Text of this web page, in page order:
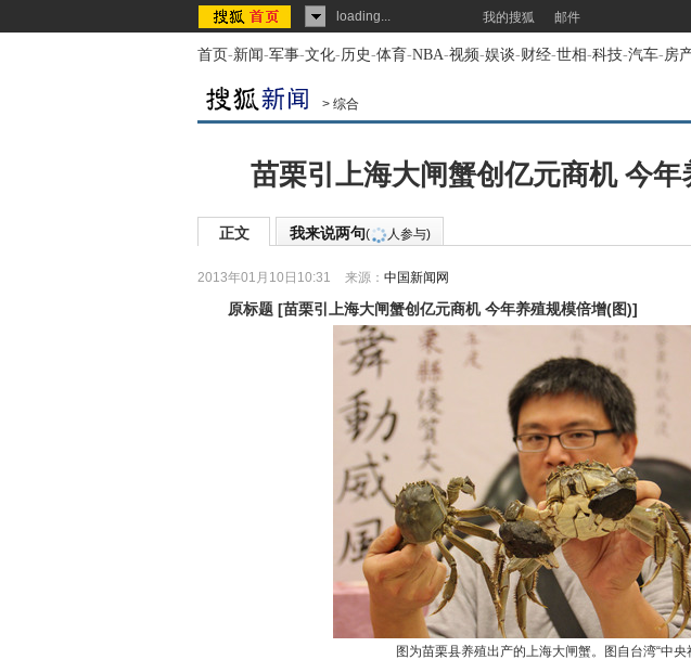
loading... 我的搜狐 邮件
首页-新闻-军事-文化-历史-体育-NBA-视频-娱谈-财经-世相-科技-汽车-房
> 综合
苗栗引上海大闸蟹创亿元商机 今年
正文 我来说两句( 人参与)
2013年01月10日10:31 来源： 中国新闻网
原标题 [苗栗引上海大闸蟹创亿元商机 今年养殖规模倍增(图)]
图为苗栗县养殖出产的上海大闸蟹。图自台湾“中央